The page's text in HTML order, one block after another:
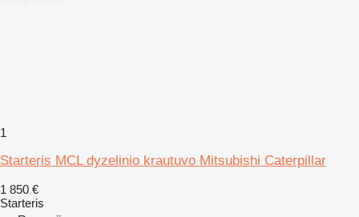
1
Starteris MCL dyzelinio krautuvo Mitsubishi Caterpillar
1 850 €
Starteris